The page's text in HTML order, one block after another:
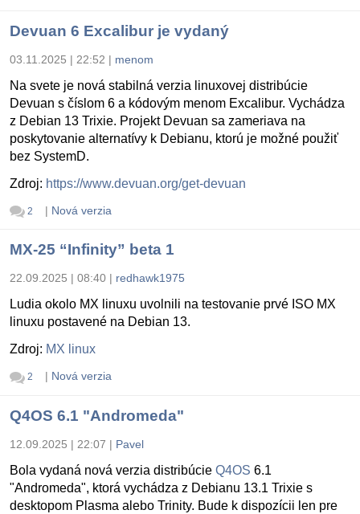
Devuan 6 Excalibur je vydaný
03.11.2025 | 22:52 | menom
Na svete je nová stabilná verzia linuxovej distribúcie
Devuan s číslom 6 a kódovým menom Excalibur. Vychádza
z Debian 13 Trixie. Projekt Devuan sa zameriava na
poskytovanie alternatívy k Debianu, ktorú je možné použiť
bez SystemD.
Zdroj: https://www.devuan.org/get-devuan
2 | Nová verzia
MX-25 “Infinity” beta 1
22.09.2025 | 08:40 | redhawk1975
Ludia okolo MX linuxu uvolnili na testovanie prvé ISO MX
linuxu postavené na Debian 13.
Zdroj: MX linux
2 | Nová verzia
Q4OS 6.1 "Andromeda"
12.09.2025 | 22:07 | Pavel
Bola vydaná nová verzia distribúcie Q4OS 6.1
"Andromeda", ktorá vychádza z Debianu 13.1 Trixie s
desktopom Plasma alebo Trinity. Bude k dispozícii len pre